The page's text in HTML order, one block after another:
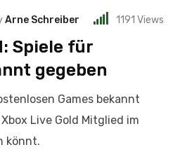
Arne Schreiber 1191 Views
Spiele für
gegeben
Games bekannt
Live Gold Mitglied im
könnt.